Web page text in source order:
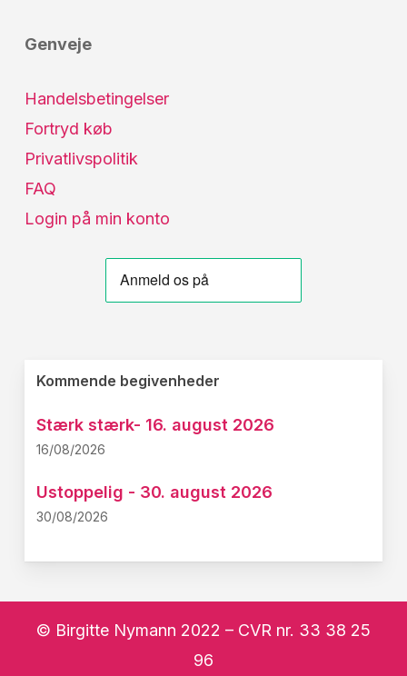
Genveje
Handelsbetingelser
Fortryd køb
Privatlivspolitik
FAQ
Login på min konto
Kommende begivenheder
Stærk stærk- 16. august 2026
16/08/2026
Ustoppelig - 30. august 2026
30/08/2026
© Birgitte Nymann 2022 – CVR nr. 33 38 25
96